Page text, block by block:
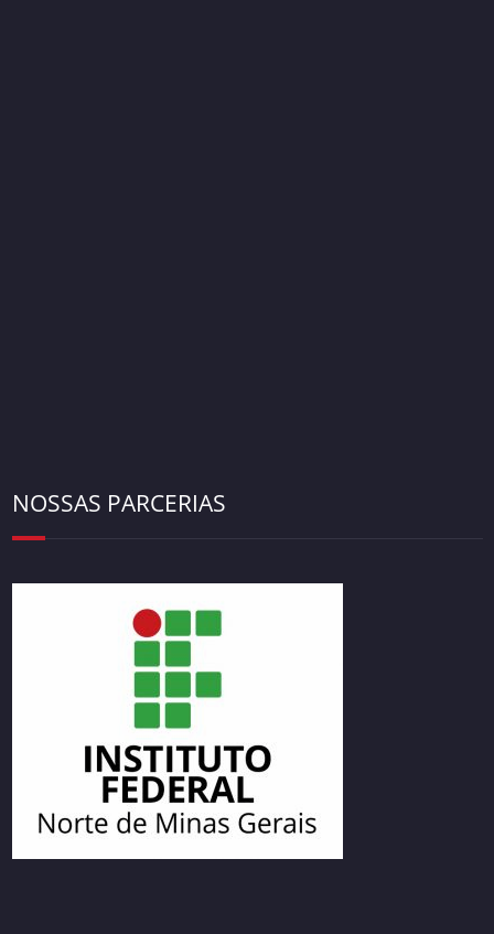
NOSSAS PARCERIAS